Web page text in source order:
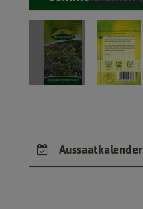
Aussaatkalender